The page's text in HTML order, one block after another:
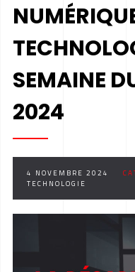
SEMAINE
2024
4 NOVEMBRE 2024
TECHNOLOGIE